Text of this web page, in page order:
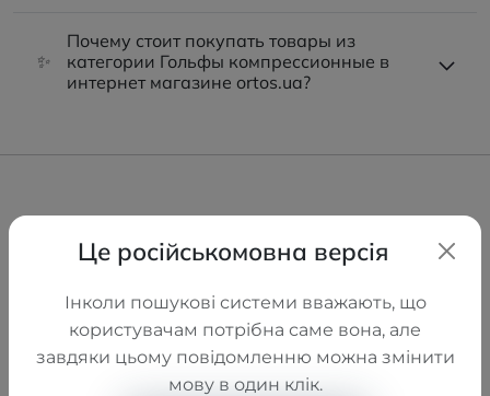
✨
Почему стоит покупать товары из
категории Гольфы компрессионные в
интернет магазине ortos.ua?
Це російськомовна версія
Інколи пошукові системи вважають, що
користувачам потрібна саме вона, але
завдяки цьому повідомленню можна змінити
мову в один клік.